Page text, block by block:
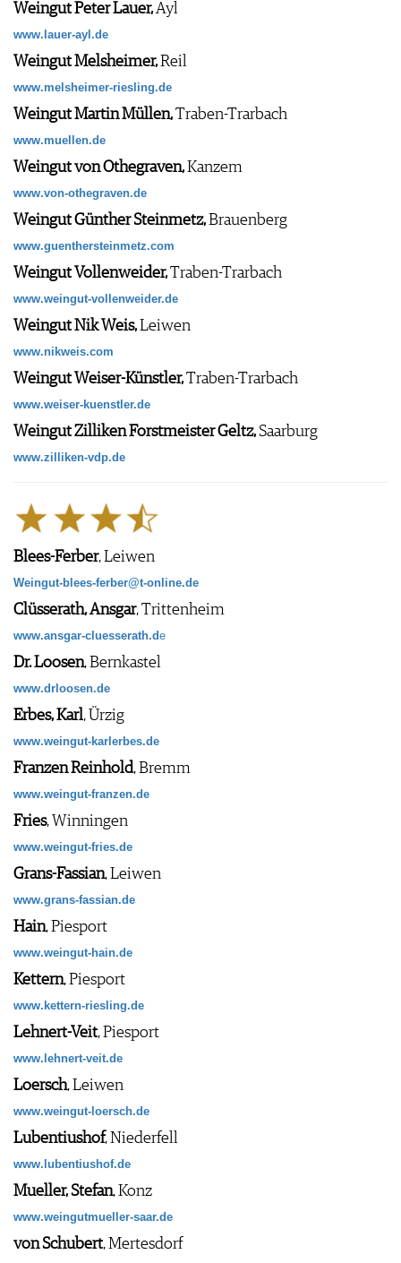
Weingut Peter Lauer,Ayl
www.lauer-ayl.de
Weingut Melsheimer,Reil
www.melsheimer-riesling.de
Weingut Martin Müllen,Traben-Trarbach
www.muellen.de
Weingut von Othegraven,Kanzem
www.von-othegraven.de
Weingut Günther Steinmetz,Brauenberg
www.guenthersteinmetz.com
Weingut Vollenweider,Traben-Trarbach
www.weingut-vollenweider.de
Weingut Nik Weis,Leiwen
www.nikweis.com
Weingut Weiser-Künstler,Traben-Trarbach
www.weiser-kuenstler.de
Weingut Zilliken Forstmeister Geltz,Saarburg
www.zilliken-vdp.de
Blees-Ferber, Leiwen
Weingut-blees-ferber@t-online.de
Clüsserath, Ansgar, Trittenheim
www.ansgar-cluesserath.de
Dr. Loosen, Bernkastel
www.drloosen.de
Erbes, Karl, Ürzig
www.weingut-karlerbes.de
Franzen Reinhold, Bremm
www.weingut-franzen.de
Fries, Winningen
www.weingut-fries.de
Grans-Fassian, Leiwen
www.grans-fassian.de
Hain, Piesport
www.weingut-hain.de
Kettern, Piesport
www.kettern-riesling.de
Lehnert-Veit, Piesport
www.lehnert-veit.de
Loersch, Leiwen
www.weingut-loersch.de
Lubentiushof, Niederfell
www.lubentiushof.de
Mueller, Stefan, Konz
www.weingutmueller-saar.de
von Schubert, Mertesdorf